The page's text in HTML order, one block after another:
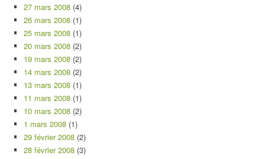
27 mars 2008 (4)
26 mars 2008 (1)
25 mars 2008 (1)
20 mars 2008 (2)
19 mars 2008 (2)
14 mars 2008 (2)
13 mars 2008 (1)
11 mars 2008 (1)
10 mars 2008 (2)
1 mars 2008 (1)
29 février 2008 (2)
28 février 2008 (3)